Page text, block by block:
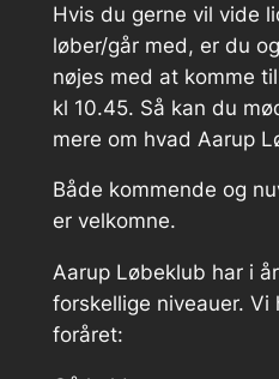
Hvis du gerne vil vide
løber/går med, er du
nøjes med at komme
kl 10.45. Så kan du
mere om hvad Aarup
Både kommende og
er velkomne.
Aarup Løbeklub har i
forskellige niveauer. Vi
foråret: